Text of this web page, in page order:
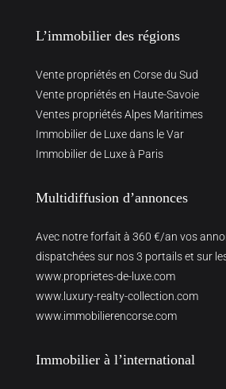
L’immobilier des régions
Vente propriétés en Corse du Sud
Vente propriétés en Haute-Savoie
Ventes propriétés Alpes Maritimes
Immobilier de Luxe dans le Var
Immobilier de Luxe à Paris
Multidiffusion d’annonces
Avec notre forfait à 360 €/an vos
dispatchées sur nos 3 portails et sur
www.proprietes-de-luxe.com
www.luxury-realty-collection.com
www.immobilierencorse.com
Immobilier à l’international